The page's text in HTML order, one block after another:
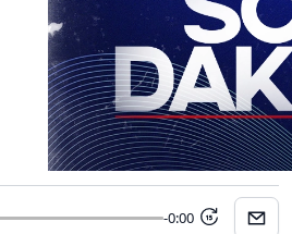
-0:00 15